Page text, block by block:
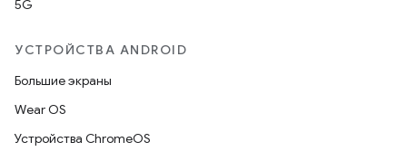
5G
УСТРОЙСТВА ANDROID
Большие экраны
Wear OS
Устройства ChromeOS